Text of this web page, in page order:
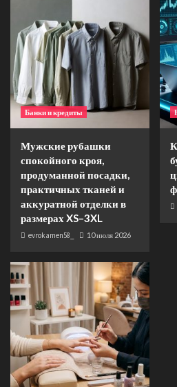
Банки и кредиты
Мужские рубашки
спокойного кроя,
продуманной посадки,
практичных тканей и
аккуратной отделки в
размерах XS–3XL
evrokamen58_ 10 июля 2026